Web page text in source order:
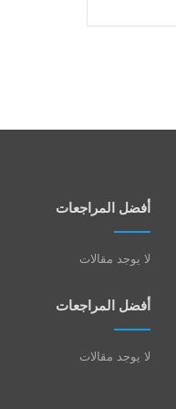
أفضل المراجعات
لا يوجد مقالات
أفضل المراجعات
لا يوجد مقالات